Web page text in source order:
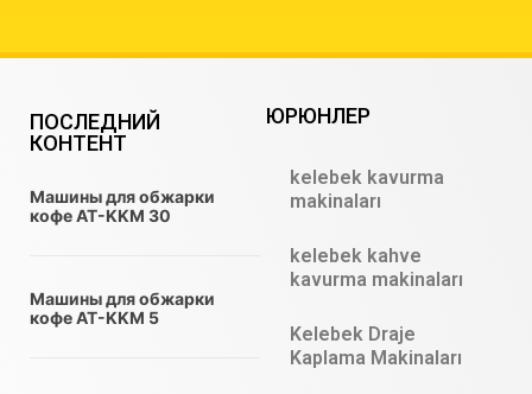
ПОСЛЕДНИЙ
КОНТЕНТ
Машины для обжарки
кофе AT-KKM 30
Машины для обжарки
кофе AT-KKM 5
ЮРЮНЛЕР
kelebek kavurma
makinaları
kelebek kahve
kavurma makinaları
Kelebek Draje
Kaplama Makinaları